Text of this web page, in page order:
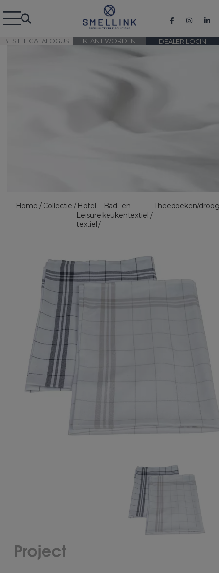
BESTEL CATALOGUS DEALER LOGIN
KLANT WORDEN
Home Collectie
Hotel-
Leisure
textiel
Bad- en
keukentextiel
Theedoeken/